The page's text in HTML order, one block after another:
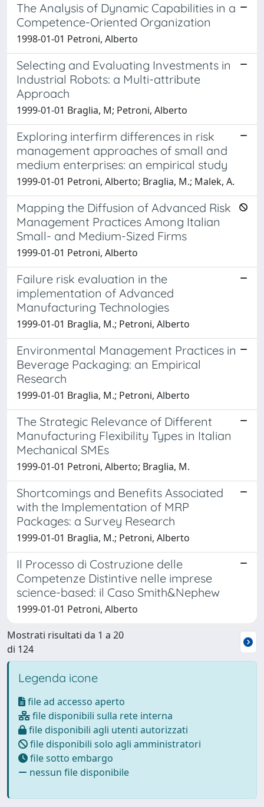
The Analysis of Dynamic Capabilities in a
Competence-Oriented Organization
1998-01-01 Petroni, Alberto
Selecting and Evaluating Investments in
Industrial Robots: a Multi-attribute
Approach
1999-01-01 Braglia, M; Petroni, Alberto
Exploring interfirm differences in risk
management approaches of small and
medium enterprises: an empirical study
1999-01-01 Petroni, Alberto; Braglia, M.; Malek, A.
Mapping the Diffusion of Advanced Risk
Management Practices Among Italian
Small- and Medium-Sized Firms
1999-01-01 Petroni, Alberto
Failure risk evaluation in the
implementation of Advanced
Manufacturing Technologies
1999-01-01 Braglia, M.; Petroni, Alberto
Environmental Management Practices in
Beverage Packaging: an Empirical
Research
1999-01-01 Braglia, M.; Petroni, Alberto
The Strategic Relevance of Different
Manufacturing Flexibility Types in Italian
Mechanical SMEs
1999-01-01 Petroni, Alberto; Braglia, M.
Shortcomings and Benefits Associated
with the Implementation of MRP
Packages: a Survey Research
1999-01-01 Braglia, M.; Petroni, Alberto
Il Processo di Costruzione delle
Competenze Distintive nelle imprese
science-based: il Caso Smith&Nephew
1999-01-01 Petroni, Alberto
Mostrati risultati da 1 a 20
di 124
Legenda icone
file ad accesso aperto
file disponibili sulla rete interna
file disponibili agli utenti autorizzati
file disponibili solo agli amministratori
file sotto embargo
nessun file disponibile